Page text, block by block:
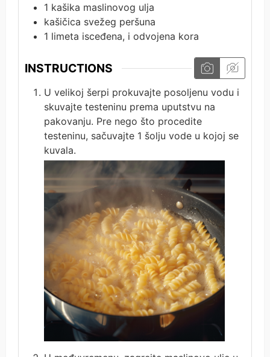
1 kašika maslinovog ulja
kašičica svežeg peršuna
1 limeta isceđena, i odvojena kora
INSTRUCTIONS
U velikoj šerpi prokuvajte posoljenu vodu i
skuvajte testeninu prema uputstvu na
pakovanju. Pre nego što procedite
testeninu, sačuvajte 1 šolju vode u kojoj se
kuvala.